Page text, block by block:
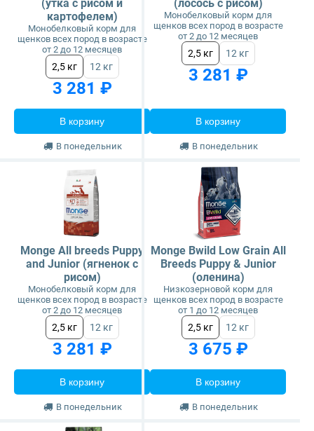
(утка с рисом и
картофелем)
Монобелковый корм для
щенков всех пород в возрасте
от 2 до 12 месяцев
2,5 кг 12 кг
3 281 ₽
В корзину
В понедельник
(лосось с рисом)
Монобелковый корм для
щенков всех пород в возрасте
от 2 до 12 месяцев
2,5 кг 12 кг
3 281 ₽
В корзину
В понедельник
Monge All breeds Puppy
and Junior (ягненок с
рисом)
Монобелковый корм для
щенков всех пород в возрасте
от 2 до 12 месяцев
2,5 кг 12 кг
3 281 ₽
В корзину
В понедельник
Monge Bwild Low Grain All
Breeds Puppy & Junior
(оленина)
Низкозерновой корм для
щенков всех пород в возрасте
от 1 до 12 месяцев
2,5 кг 12 кг
3 675 ₽
В корзину
В понедельник